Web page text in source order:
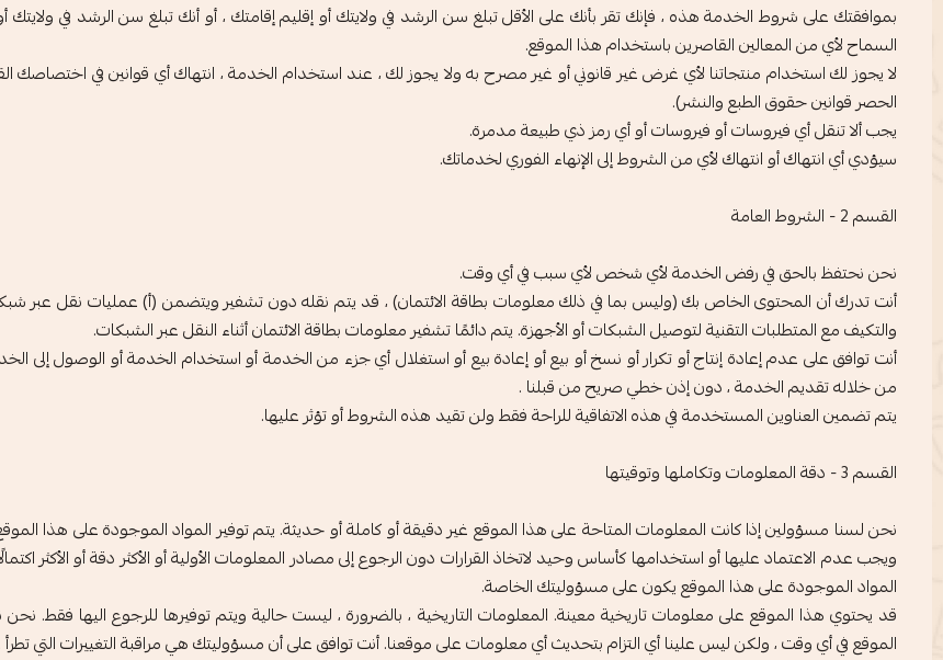
بموافقتك على شروط الخدمة هذه ، فإنك تقر بأنك على الأقل تبلغ سن الرشد في ولايتك أو إقليم إقامتك ، أو أنك تبلغ سن الرشد في ولايتك
السماح لأي من المعالين القاصرين باستخدام هذا الموقع.
لا يجوز لك استخدام منتجاتنا لأي غرض غير قانوني أو غير مصرح به ولا يجوز لك ، عند استخدام الخدمة ، انتهاك أي قوانين في اختصاصك
الحصر قوانين حقوق الطبع والنشر).
يجب ألا تنقل أي فيروسات أو فيروسات أو أي رمز ذي طبيعة مدمرة.
سيؤدي أي انتهاك أو انتهاك لأي من الشروط إلى الإنهاء الفوري لخدماتك.
القسم 2 - الشروط العامة
نحن نحتفظ بالحق في رفض الخدمة لأي شخص لأي سبب في أي وقت.
أنت تدرك أن المحتوى الخاص بك (وليس بما في ذلك معلومات بطاقة الائتمان) ، قد يتم نقله دون تشفير ويتضمن (أ) عمليات نقل عبر
والتكيف مع المتطلبات التقنية لتوصيل الشبكات أو الأجهزة. يتم دائمًا تشفير معلومات بطاقة الائتمان أثناء النقل عبر الشبكات.
أنت توافق على عدم إعادة إنتاج أو تكرار أو نسخ أو بيع أو إعادة بيع أو استغلال أي جزء من الخدمة أو استخدام الخدمة أو الوصول إلى
من خلاله تقديم الخدمة ، دون إذن خطي صريح من قبلنا .
يتم تضمين العناوين المستخدمة في هذه الاتفاقية للراحة فقط ولن تقيد هذه الشروط أو تؤثر عليها.
القسم 3 - دقة المعلومات وتكاملها وتوقيتها
نحن لسنا مسؤولين إذا كانت المعلومات المتاحة على هذا الموقع غير دقيقة أو كاملة أو حديثة. يتم توفير المواد الموجودة على هذا
ويجب عدم الاعتماد عليها أو استخدامها كأساس وحيد لاتخاذ القرارات دون الرجوع إلى مصادر المعلومات الأولية أو الأكثر دقة أو الأكثر
المواد الموجودة على هذا الموقع يكون على مسؤوليتك الخاصة.
قد يحتوي هذا الموقع على معلومات تاريخية معينة. المعلومات التاريخية ، بالضرورة ، ليست حالية ويتم توفيرها للرجوع اليها فقط.
الموقع في أي وقت ، ولكن ليس علينا أي التزام بتحديث أي معلومات على موقعنا. أنت توافق على أن مسؤوليتك هي مراقبة التغييرات التي